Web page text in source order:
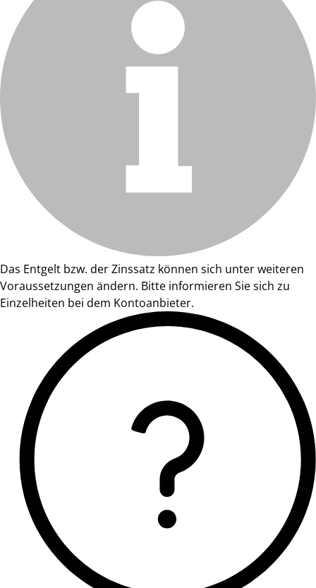
Das Entgelt bzw. der Zinssatz können sich unter weiteren
Voraussetzungen ändern. Bitte informieren Sie sich zu
Einzelheiten bei dem Kontoanbieter.